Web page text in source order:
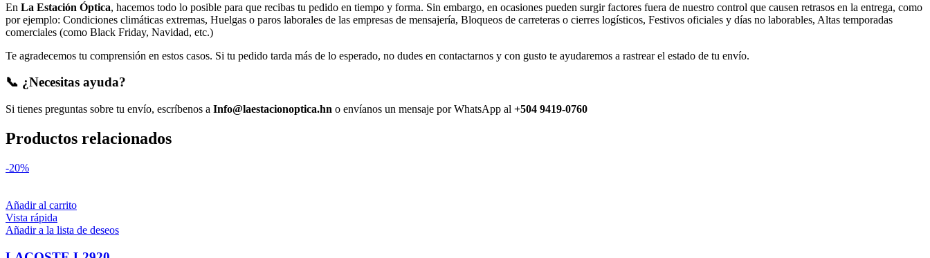
En La Estación Óptica, hacemos todo lo posible para que recibas tu pedido en tiempo y forma. Sin embargo, en ocasiones pueden surgir factores fuera de nuestro control que causen retrasos en la entrega, como
por ejemplo: Condiciones climáticas extremas, Huelgas o paros laborales de las empresas de mensajería, Bloqueos de carreteras o cierres logísticos, Festivos oficiales y días no laborables, Altas temporadas
comerciales (como Black Friday, Navidad, etc.)
Te agradecemos tu comprensión en estos casos. Si tu pedido tarda más de lo esperado, no dudes en contactarnos y con gusto te ayudaremos a rastrear el estado de tu envío.
📞 ¿Necesitas ayuda?
Si tienes preguntas sobre tu envío, escríbenos a Info@laestacionoptica.hn o envíanos un mensaje por WhatsApp al +504 9419-0760
Productos relacionados
-20%
Añadir al carrito
Vista rápida
Añadir a la lista de deseos